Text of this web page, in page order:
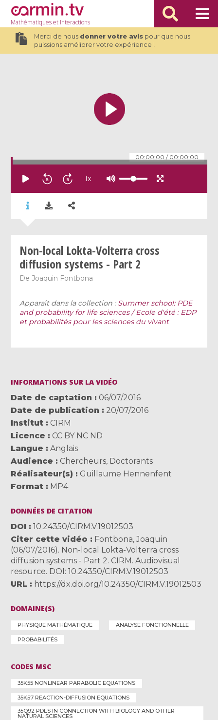
Mathématiqueset Interactions
Merci de nous donner votre avispour que nous
puissions améliorer votre expérience !
00:00:00 / 00:00:00
1x
Non-local Lokta-Volterra cross
diffusion systems - Part 2
DeJoaquin Fontbona
Apparaît dans la collection : Summer school: PDE
and probability for life sciences / Ecole d'été : EDP
et probabilités pour les sciences du vivant
INFORMATIONS SUR LA VIDÉO
Date de captation
06/07/2016
Date de publication
20/07/2016
Institut
CIRM
Licence
CC BY NC ND
Langue
Anglais
Audience
Chercheurs, Doctorants
Réalisateur(s)
Guillaume Hennenfent
Format
MP4
DONNÉES DE CITATION
DOI
10.24350/CIRM.V.19012503
Citer cette vidéo
Fontbona, Joaquin
(06/07/2016). Non-local Lokta-Volterra cross
diffusion systems - Part 2. CIRM. Audiovisual
resource. DOI: 10.24350/CIRM.V.19012503
URL
https://dx.doi.org/10.24350/CIRM.V.19012503
DOMAINE(S)
PHYSIQUE MATHÉMATIQUE ANALYSE FONCTIONNELLE
PROBABILITÉS
CODES MSC
35K55 NONLINEAR PARABOLIC EQUATIONS
35K57 REACTION-DIFFUSION EQUATIONS
35Q92 PDES IN CONNECTION WITH BIOLOGY AND OTHER
NATURAL SCIENCES